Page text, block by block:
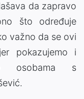
da zapravo
što određuje
važno da se ovi
pokazujemo i
osobama s